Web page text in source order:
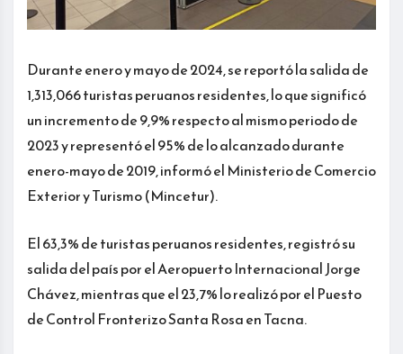
Durante enero y mayo de 2024, se reportó la salida de
1,313,066 turistas peruanos residentes, lo que significó
un incremento de 9,9% respecto al mismo periodo de
2023 y representó el 95% de lo alcanzado durante
enero-mayo de 2019, informó el Ministerio de Comercio
Exterior y Turismo (Mincetur).
El 63,3% de turistas peruanos residentes, registró su
salida del país por el Aeropuerto Internacional Jorge
Chávez, mientras que el 23,7% lo realizó por el Puesto
de Control Fronterizo Santa Rosa en Tacna.